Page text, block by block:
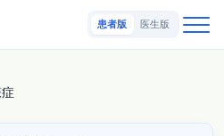
患者版 医生版